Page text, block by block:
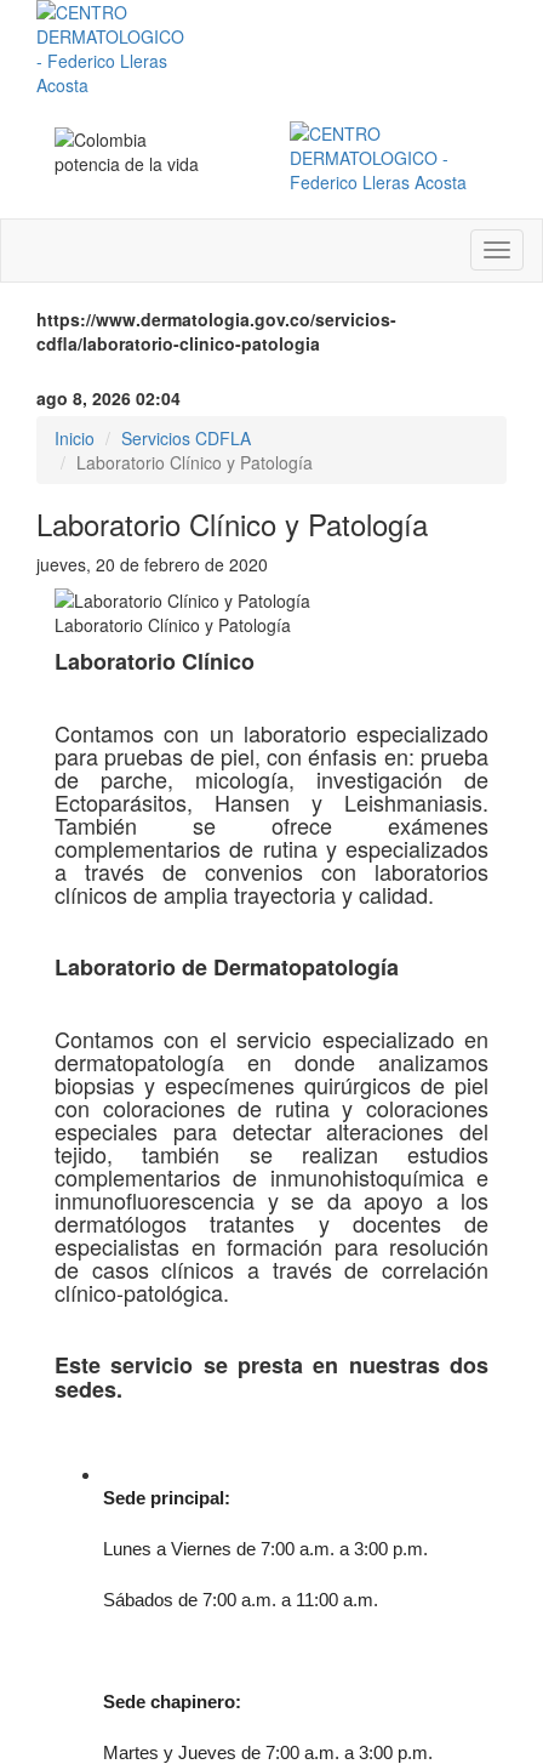
Menú
https://www.dermatologia.gov.co/servicios-
cdfla/laboratorio-clinico-patologia
ago 8, 2026 02:04
Inicio
Servicios CDFLA
Laboratorio Clínico y Patología
Laboratorio Clínico y Patología
jueves, 20 de febrero de 2020
Laboratorio Clínico y Patología
Laboratorio Clínico
Contamos con un laboratorio especializado
para pruebas de piel, con énfasis en: prueba
de parche, micología, investigación de
Ectoparásitos, Hansen y Leishmaniasis.
También se ofrece exámenes
complementarios de rutina y especializados
a través de convenios con laboratorios
clínicos de amplia trayectoria y calidad.
Laboratorio de Dermatopatología
Contamos con el servicio especializado en
dermatopatología en donde analizamos
biopsias y especímenes quirúrgicos de piel
con coloraciones de rutina y coloraciones
especiales para detectar alteraciones del
tejido, también se realizan estudios
complementarios de inmunohistoquímica e
inmunofluorescencia y se da apoyo a los
dermatólogos tratantes y docentes de
especialistas en formación para resolución
de casos clínicos a través de correlación
clínico-patológica.
Este servicio se presta en nuestras dos
sedes.
Sede principal:
Lunes a Viernes de 7:00 a.m. a 3:00 p.m.
Sábados de 7:00 a.m. a 11:00 a.m.
Sede chapinero:
Martes y Jueves de 7:00 a.m. a 3:00 p.m.